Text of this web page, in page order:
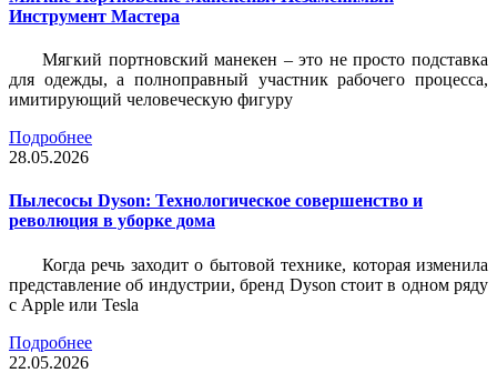
Инструмент Мастера
Мягкий портновский манекен – это не просто подставка
для одежды, а полноправный участник рабочего процесса,
имитирующий человеческую фигуру
Подробнее
28.05.2026
Пылесосы Dyson: Технологическое совершенство и
революция в уборке дома
Когда речь заходит о бытовой технике, которая изменила
представление об индустрии, бренд Dyson стоит в одном ряду
с Apple или Tesla
Подробнее
22.05.2026